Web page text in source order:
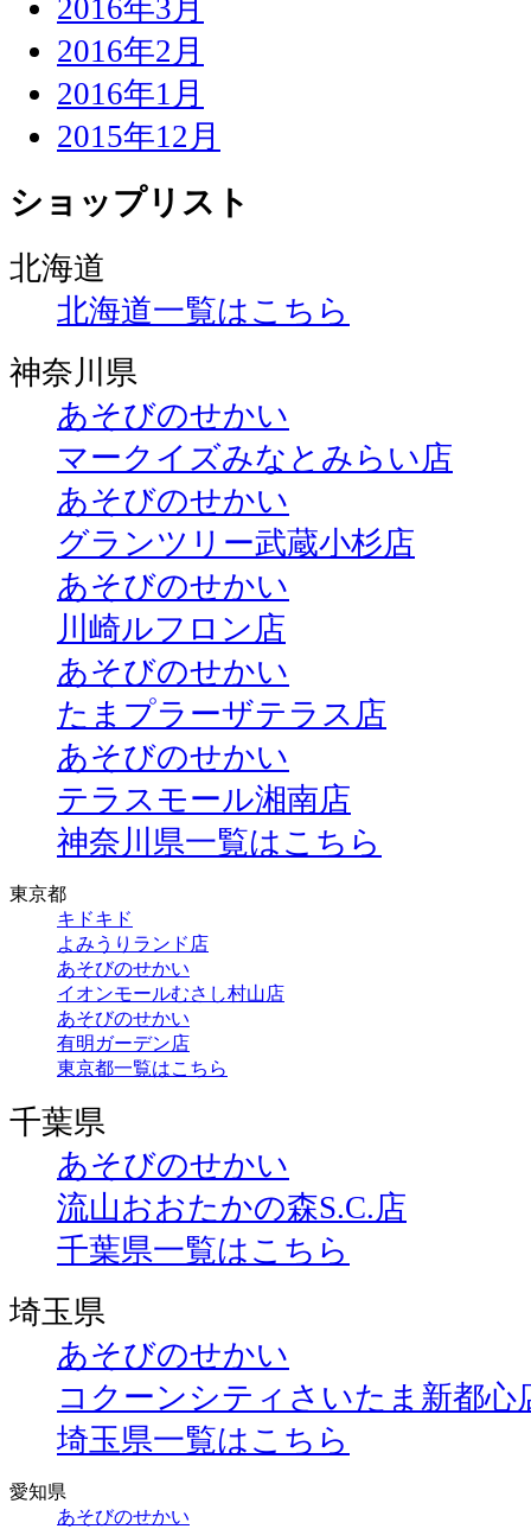
2016年3月
2016年2月
2016年1月
2015年12月
ショップリスト
北海道
北海道一覧はこちら
神奈川県
あそびのせかい
マークイズみなとみらい店
あそびのせかい
グランツリー武蔵小杉店
あそびのせかい
川崎ルフロン店
あそびのせかい
たまプラーザテラス店
あそびのせかい
テラスモール湘南店
神奈川県一覧はこちら
東京都
キドキド
よみうりランド店
あそびのせかい
イオンモールむさし村山店
あそびのせかい
有明ガーデン店
東京都一覧はこちら
千葉県
あそびのせかい
流山おおたかの森S.C.店
千葉県一覧はこちら
埼玉県
あそびのせかい
コクーンシティさいたま新都心
埼玉県一覧はこちら
愛知県
あそびのせかい